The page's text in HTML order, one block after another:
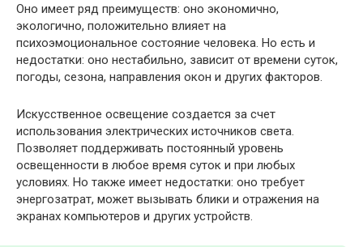
Оно имеет ряд преимуществ: оно экономично,
экологично, положительно влияет на
психоэмоциональное состояние человека. Но есть и
недостатки: оно нестабильно, зависит от времени суток,
погоды, сезона, направления окон и других факторов.
Искусственное освещение создается за счет
использования электрических источников света.
Позволяет поддерживать постоянный уровень
освещенности в любое время суток и при любых
условиях. Но также имеет недостатки: оно требует
энергозатрат, может вызывать блики и отражения на
экранах компьютеров и других устройств.